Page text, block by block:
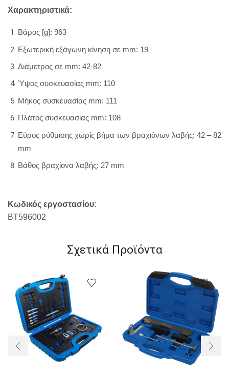
Χαρακτηριστικά:
Βάρος [g]: 963
Εξωτερική εξάγωνη κίνηση σε mm: 19
Διάμετρος σε mm: 42-82
Ύψος συσκευασίας mm: 110
Μήκος συσκευασίας mm: 111
Πλάτος συσκευασίας mm: 108
Εύρος ρύθμισης χωρίς βήμα των βραχιόνων λαβής: 42 – 82
mm
Βάθος βραχίονα λαβής: 27 mm
Κωδικός εργοστασίου:
BT596002
Σχετικά Προϊόντα